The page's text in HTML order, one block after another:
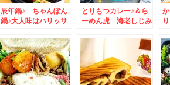
辰年鍋♪ ちゃんぽん
鍋♪大人味はハリッサ
で♪
とりもつカレー♪＆ら
ーめん虎 海老しじみ
ルメ☆